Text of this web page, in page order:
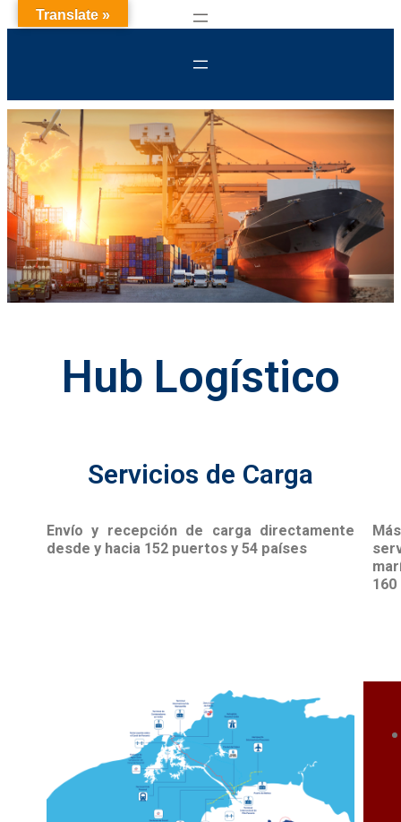
Hub Logístico
Servicios de Carga
Envío y recepción de carga directamente
desde y hacia 152 puertos y 54 países
Translate »